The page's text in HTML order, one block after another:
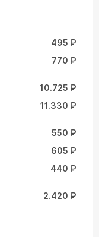
495 ₽
770 ₽
10.725 ₽
11.330 ₽
550 ₽
605 ₽
440 ₽
2.420 ₽